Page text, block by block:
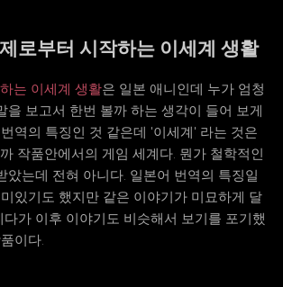
로부터 시작하는 이세계 생활
는 이세계 생활은 일본 애니인데 누가 엄청
을 보고서 한번 볼까 하는 생각이 들어 보게
역의 특징인 것 같은데 '이세계' 라는 것은
작품안에서의 게임 세계다. 뭔가 철학적인
았는데 전혀 아니다. 일본어 번역의 특징일
있기도 했지만 같은 이야기가 미묘하게 달
가 이후 이야기도 비슷해서 보기를 포기했
이다.